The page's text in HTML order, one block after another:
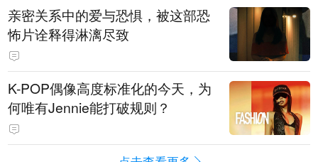
亲密关系中的爱与恐惧，被这部恐
怖片诠释得淋漓尽致
K-POP偶像高度标准化的今天，为
何唯有Jennie能打破规则？